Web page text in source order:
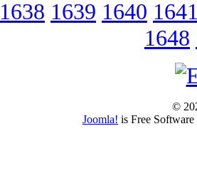
1638 1639 1640
1648
©
Joomla! is Free